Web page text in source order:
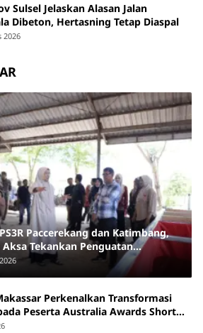
Sulsel Jelaskan Alasan Jalan
Dibeton, Hertasning Tetap Diaspal
2026
Paccerekang dan Katimbang,
Tekankan Penguatan
Sampah dari Sumber
Perkenalkan Transformasi
Peserta Australia Awards Short